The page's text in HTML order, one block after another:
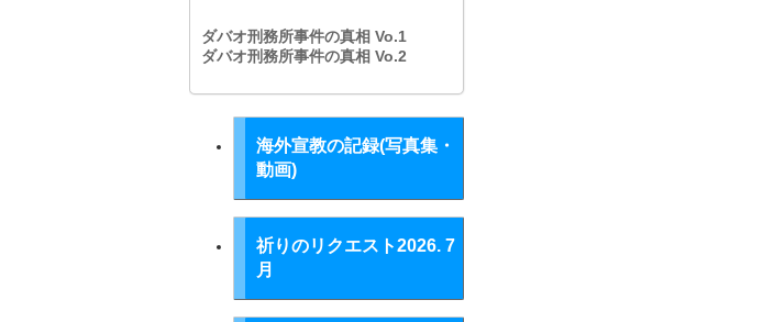
ダバオ刑務所事件の真相 Vo.1
ダバオ刑務所事件の真相 Vo.2
海外宣教の記録(写真集・
動画)
祈りのリクエスト2026. 7
月